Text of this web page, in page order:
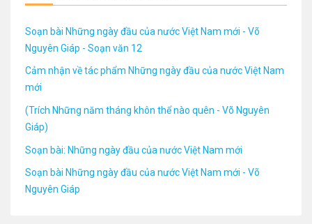
Soạn bài Những ngày đầu của nước Việt Nam mới - Võ
Nguyên Giáp - Soạn văn 12
Cảm nhận về tác phẩm Những ngày đầu của nước Việt Nam
mới
(Trích Những năm tháng khôn thể nào quên - Võ Nguyên
Giáp)
Soạn bài: Những ngày đầu của nước Việt Nam mới
Soạn bài Những ngày đầu của nước Việt Nam mới - Võ
Nguyên Giáp